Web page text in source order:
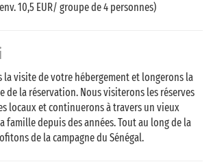
10,5 EUR/ groupe de 4 personnes)
la visite de votre hébergement et longerons la
de la réservation. Nous visiterons les réserves
locaux et continuerons à travers un vieux
famille depuis des années. Tout au long de la
de la campagne du Sénégal.